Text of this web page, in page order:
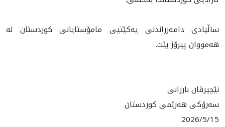
ساڵیادی دامەزراندنی یەکێتیی مامۆستایانی کوردستان لە
هەمووان پیرۆز بێت.
نێچیرڤان بارزانی
سەرۆکی هەرێمی کوردستان
2026/5/15